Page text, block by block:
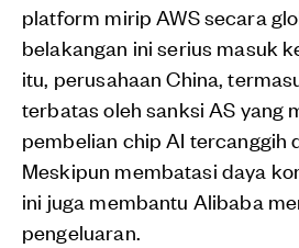
platform mirip AWS secara
belakangan ini serius masuk
itu, perusahaan China,
terbatas oleh sanksi AS yang
pembelian chip AI tercanggih
Meskipun membatasi daya
ini juga membantu Alibaba
pengeluaran.